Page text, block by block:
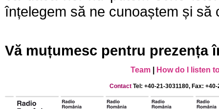
înțelegem să ne cunoaștem și să
Vă muțumesc pentru prezența
Team How do I listen
Contact Tel: +40-21-3031180, Fax: